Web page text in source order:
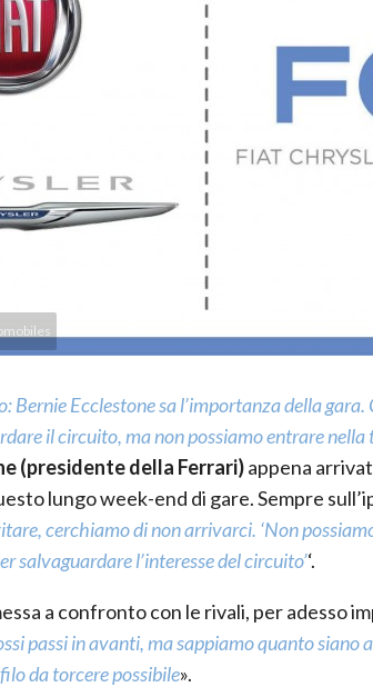
Bernie Ecclestone sa l’importanza della
il circuito, ma non possiamo entrare
(presidente della Ferrari)appena
lungo week-end di gare. Sempre
cerchiamo di non arrivarci. ‘Non
salvaguardare l’interesse del circuito’‘.
a confronto con le rivali, per adesso
passi in avanti, ma sappiamo quanto siano
da torcere possibile».